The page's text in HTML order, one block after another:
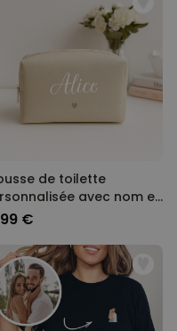
de toilette
avec nom et
€